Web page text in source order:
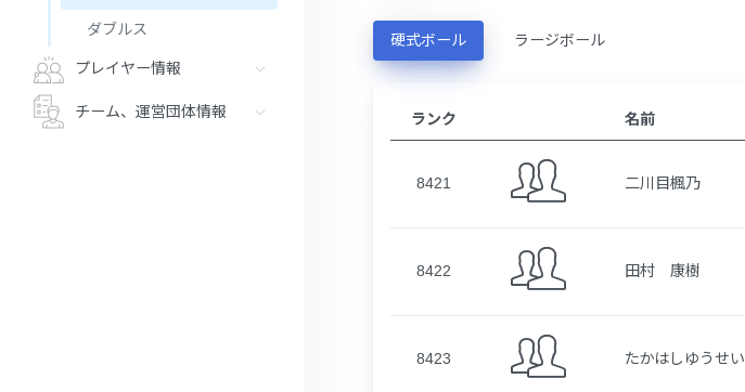
ダブルス
プレイヤー情報
チーム、運営団体情報
硬式ボール ラージボール
ランク 名前
8421 二川目楓乃
8422 田村 康樹
8423 たかはしゆうせい